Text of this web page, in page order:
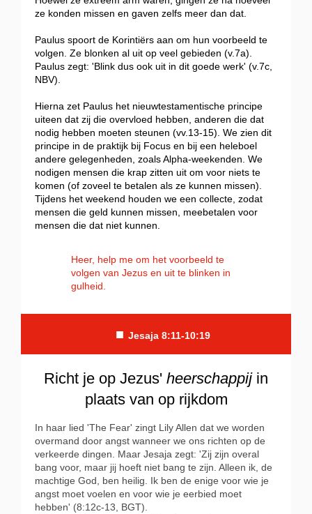
ze konden missen en gaven zelfs meer dan dat.
Paulus spoort de Korintiërs aan om hun voorbeeld te
volgen. Ze blonken al uit op veel gebieden (v.7a).
Paulus zegt: 'Blink dus ook uit in dit goede werk' (v.7c,
NBV).
Hierna zet Paulus het nieuwtestamentische principe
uiteen dat zij die overvloed hebben, anderen die dat
nodig hebben moeten steunen (vv.13-15). We zien dit
principe in de praktijk bij Focus en bij een heleboel
andere gelegenheden, zoals Alpha-weekenden. We
nodigen mensen die krap zitten uit om voor niets te
komen (of zoveel te betalen als ze kunnen missen).
Tijdens het weekend houden we een collecte, zodat
mensen die geld kunnen missen, meebetalen voor
mensen die dat niet kunnen.
Heer, help me om het voorbeeld te
volgen van Jezus en uit te blinken in
gulheid.
■ Jesaja 8:11-10:19
Richt je op Jezus' heerschappijin
plaats van op rijkdom
In haar lied 'The Fear' zingt Lily Allen dat we worden
overmand door angst wanneer we ons richten op de
verkeerde dingen. Maar Jesaja zegt: 'Zij zijn overal
bang voor, maar jij hoeft niet bang te zijn. Alleen ik, de
machtige God, ben heilig. Ik ben de enige voor wie je
angst moet voelen en voor wie je eerbied moet
hebben' (8:12c-13, BGT).